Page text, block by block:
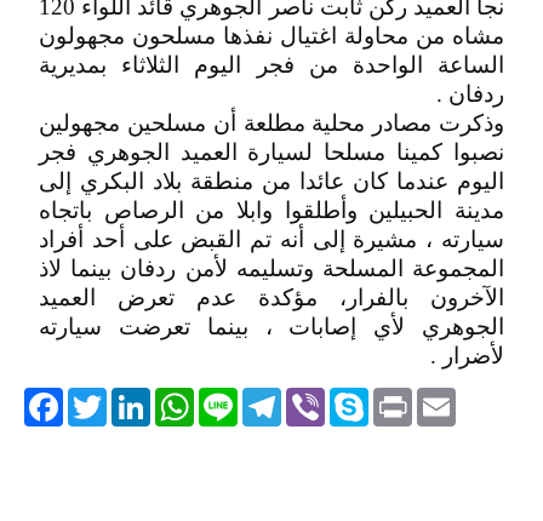
نجا العميد ركن ثابت ناصر الجوهري قائد اللواء 120
مشاه من محاولة اغتيال نفذها مسلحون مجهولون
الساعة الواحدة من فجر اليوم الثلاثاء بمديرية
ردفان .
وذكرت مصادر محلية مطلعة أن مسلحين مجهولين
نصبوا كمينا مسلحا لسيارة العميد الجوهري فجر
اليوم عندما كان عائدا من منطقة بلاد البكري إلى
مدينة الحبيلين وأطلقوا وابلا من الرصاص باتجاه
سيارته ، مشيرة إلى أنه تم القبض على أحد أفراد
المجموعة المسلحة وتسليمه لأمن ردفان بينما لاذ
الآخرون بالفرار، مؤكدة عدم تعرض العميد
الجوهري لأي إصابات ، بينما تعرضت سيارته
لأضرار .
TwitterLinkedIn
WhatsApp Line
Telegram ViberSkype PrintEmail